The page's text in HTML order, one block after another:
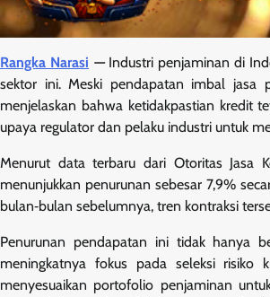
Rangka Narasi — Industri penjaminan di
sektor ini. Meski pendapatan imbal jasa
menjelaskan bahwa ketidakpastian kredit
upaya regulator dan pelaku industri untuk
Menurut data terbaru dari Otoritas Jasa
menunjukkan penurunan sebesar 7,9%
bulan‑bulan sebelumnya, tren kontraksi
Penurunan pendapatan ini tidak hanya
meningkatnya fokus pada seleksi risiko
menyesuaikan portofolio penjaminan